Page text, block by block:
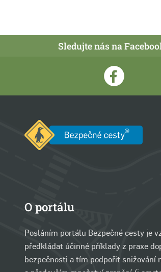
Sledujte nás na
O portálu
Posláním portálu Bezpečné cesty je
předkládat účinné příklady z praxe
bezpečnosti a tím podpořit snižování